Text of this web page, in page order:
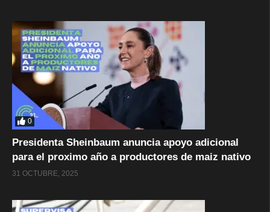
0
Presidenta Sheinbaum anuncia apoyo adicional
para el proximo año a productores de maiz nativo
31 OCTUBRE, 2025